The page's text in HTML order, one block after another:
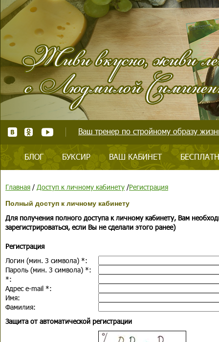
Ваш тренер по стройному образу
БЛОГ БУКСИР ВАШ КАБИНЕТ
Главная / Доступ к личному кабинету /Регистрация
Полный доступ к личному кабинету
Для получения полного доступа к личному кабинету, Вам
зарегистрироваться, если Вы не сделали этого ранее)
Регистрация
Логин (мин. 3 символа) *:
Пароль (мин. 3 символа) *:
*:
Адрес e-mail *:
Имя:
Фамилия:
Защита от автоматической регистрации